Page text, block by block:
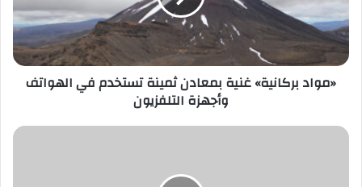
تستخدم
في
الهواتف
وأجهزة
التلفزيون
«مواد بركانية» غنية بمعادن ثمينة تستخدم في الهواتف
وأجهزة التلفزيون
مشروع